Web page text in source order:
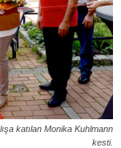
katılan Monika Kuhlmann
kesti.